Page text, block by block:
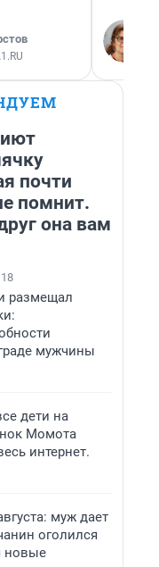
почти
помнит.
она вам
18
размещал
мужчины
дети на
Момота
интернет.
муж дает
оголился
новые